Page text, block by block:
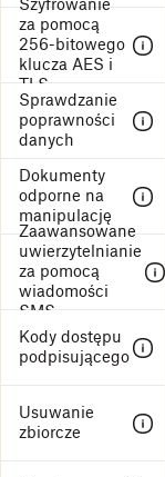
Szyfrowanie
za pomocą
256-bitowego
klucza AES i
TLS
Sprawdzanie
poprawności
danych
Dokumenty
odporne na
manipulację
Zaawansowane
uwierzytelnianie
za pomocą
wiadomości
SMS
Kody dostępu
podpisującego
Usuwanie
zbiorcze